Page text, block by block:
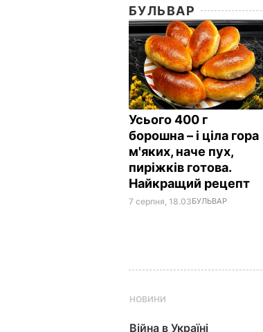
БУЛЬВАР
Усього 400 г
борошна – і ціла гора
м'яких, наче пух,
пиріжків готова.
Найкращий рецепт
7 серпня, 18.03БУЛЬВАР
НОВИНИ
Війна в Україні